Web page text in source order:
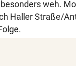
weh.
Haller Straße/